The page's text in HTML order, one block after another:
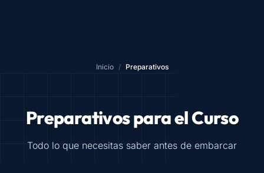
Inicio / Preparativos
Preparativos para el Curso
Todo lo que necesitas saber antes de embarcar